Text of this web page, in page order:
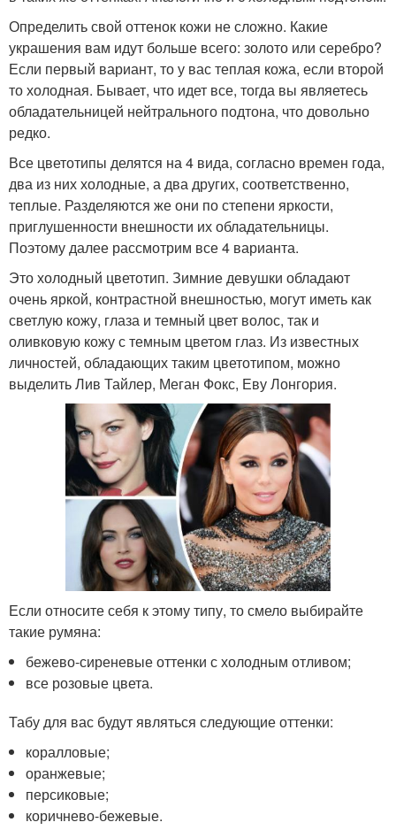
Определить свой оттенок кожи не сложно. Какие
украшения вам идут больше всего: золото или серебро?
Если первый вариант, то у вас теплая кожа, если второй
то холодная. Бывает, что идет все, тогда вы являетесь
обладательницей нейтрального подтона, что довольно
редко.
Все цветотипы делятся на 4 вида, согласно времен года,
два из них холодные, а два других, соответственно,
теплые. Разделяются же они по степени яркости,
приглушенности внешности их обладательницы.
Поэтому далее рассмотрим все 4 варианта.
Это холодный цветотип. Зимние девушки обладают
очень яркой, контрастной внешностью, могут иметь как
светлую кожу, глаза и темный цвет волос, так и
оливковую кожу с темным цветом глаз. Из известных
личностей, обладающих таким цветотипом, можно
выделить Лив Тайлер, Меган Фокс, Еву Лонгория.
Если относите себя к этому типу, то смело выбирайте
такие румяна:
бежево-сиреневые оттенки с холодным отливом;
все розовые цвета.
Табу для вас будут являться следующие оттенки:
коралловые;
оранжевые;
персиковые;
коричнево-бежевые.